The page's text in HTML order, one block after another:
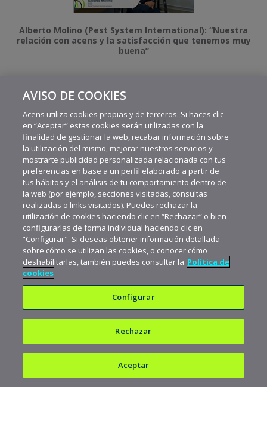
Alberto Molino (Pest System International): “Nuestra
relación con acens y la satisfacción que tenemos muy
buena”
MÁS VIDEOS RECIENTES
Política de privacidad
Política de cookies
Aviso legal
AVISO DE COOKIES
Acens utiliza cookies propias y de terceros. Si haces clic
en “Aceptar” estas cookies serán utilizadas con la
finalidad de gestionar la web, recabar información sobre
la utilización del mismo, mejorar nuestros servicios y
mostrarte publicidad personalizada relacionada con tus
preferencias en base a un perfil elaborado a partir de
tus hábitos y el análisis de tu comportamiento dentro de
la web (por ejemplo, secciones visitadas, consultas
realizadas o links visitados). Puedes rechazar la
utilización de cookies haciendo clic en “Rechazar” o bien
configurarlas de forma individual haciendo clic en
“Configurar". Si deseas obtener información detallada
sobre cómo se utilizan las cookies, o conocer cómo
deshabilitarlas, también puedes consultar la Política de
cookies
Configurar
Rechazar
Aceptar